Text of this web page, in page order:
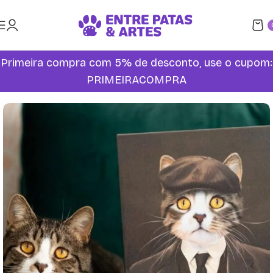
Primeira compra com 5% de desconto, use o cupom:
PRIMEIRACOMPRA